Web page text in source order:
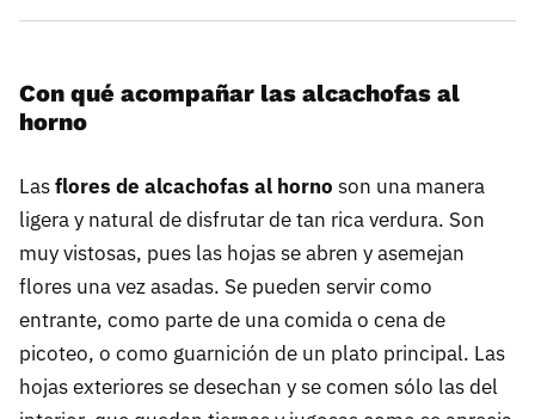
Con qué acompañar las alcachofas al
horno
Lasflores de alcachofas al horno son una manera
ligera y natural de disfrutar de tan rica verdura. Son
muy vistosas, pues las hojas se abren y asemejan
flores una vez asadas. Se pueden servir como
entrante, como parte de una comida o cena de
picoteo, o como guarnición de un plato principal. Las
hojas exteriores se desechan y se comen sólo las del